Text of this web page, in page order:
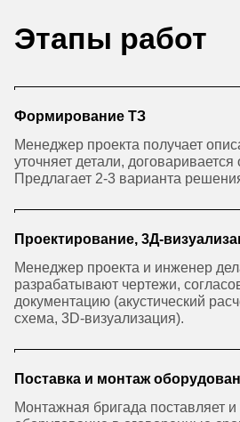
Этапы работ
Формирование ТЗ
Менеджер проекта получает
уточняет детали, договаривается
Предлагает 2-3 варианта
Проектирование, 3Д-
Менеджер проекта и инженер
разрабатывают чертежи,
документацию (акустический
схема, 3D-визуализация).
Поставка и монтаж
Монтажная бригада поставляет и